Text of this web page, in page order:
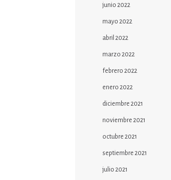
junio 2022
mayo 2022
abril 2022
marzo 2022
febrero 2022
enero 2022
diciembre 2021
noviembre 2021
octubre 2021
septiembre 2021
julio 2021